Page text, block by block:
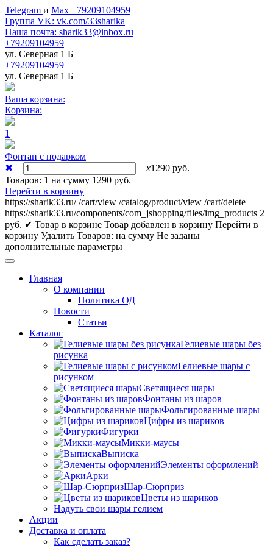
Telegram и Max +79209104959
Группа VK: vk.com/33sharika
Наша почта: sharik33@inbox.ru
+79209104959
ул. Северная 1 Б
+79209104959
ул. Северная 1 Б
Ваша корзина:
Корзина:
1
Фонтан с подарком
✖ − + x1290 руб.
Товаров: 1 на сумму 1290 руб.
Перейти в корзину
https://sharik33.ru/ /cart/view /catalog/product/view /cart/delete
https://sharik33.ru/components/com_jshopping/files/img_products 2
руб. ✔ Товар в корзине Товар добавлен в корзину Перейти в
корзину Удалить Товаров: на сумму Не заданы
дополнительные параметры
Главная
О компании
Политика ОД
Новости
Статьи
Каталог
Гелиевые шары без
рисунка
Гелиевые шары с
рисунком
Светящиеся шары
Фонтаны из шаров
Фольгированные шары
Цифры из шариков
Фигурки
Микки-маусы
Выписка
Элементы оформлений
Арки
Шар-Сюрприз
Цветы из шариков
Надуть свои шары гелием
Акции
Доставка и оплата
Как сделать заказ?